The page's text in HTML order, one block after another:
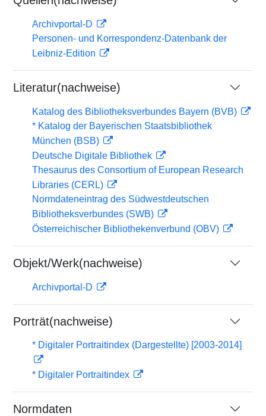
Archivportal-D
Personen- und Korrespondenz-Datenbank der
Leibniz-Edition
Literatur(nachweise)
Katalog des Bibliotheksverbundes Bayern (BVB)
* Katalog der Bayerischen Staatsbibliothek
München (BSB)
Deutsche Digitale Bibliothek
Thesaurus des Consortium of European Research
Libraries (CERL)
Normdateneintrag des Südwestdeutschen
Bibliotheksverbundes (SWB)
Österreichischer Bibliothekenverbund (OBV)
Objekt/Werk(nachweise)
Archivportal-D
Porträt(nachweise)
* Digitaler Portraitindex (Dargestellte) [2003-2014]
* Digitaler Portraitindex
Normdaten